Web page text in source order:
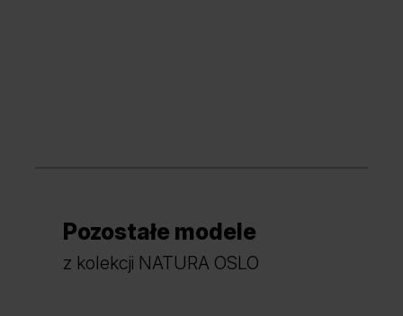
Pozostałe modele
z kolekcji NATURA OSLO